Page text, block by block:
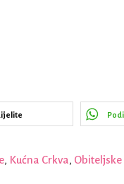
, Kućna Crkva,